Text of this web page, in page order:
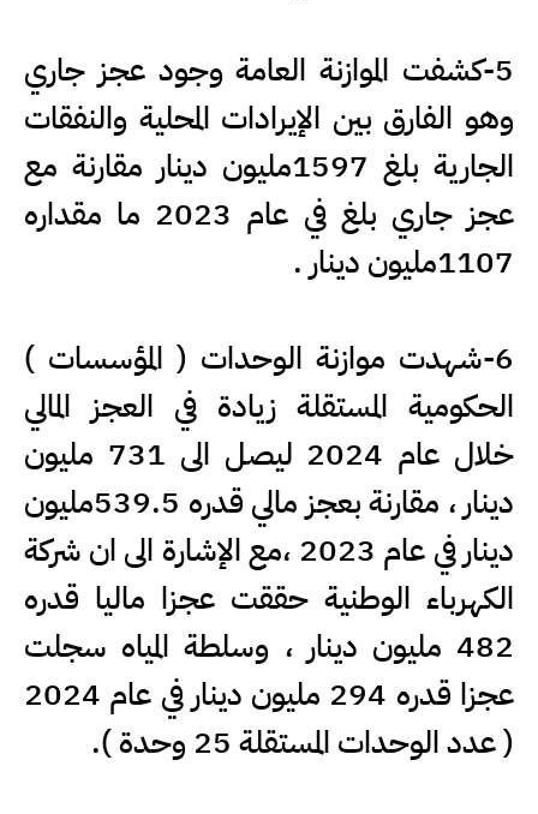
5-كشفت الموازنة العامة وجود عجز جاري
وهو الفارق بين الإيرادات المحلية والنفقات
الجارية بلغ 1597مليون دينار مقارنة مع
عجز جاري بلغ في عام 2023 ما مقداره
1107مليون دينار .
6-شهدت موازنة الوحدات ( المؤسسات )
الحكومية المستقلة زيادة في العجز المالي
خلال عام 2024 ليصل الى 731 مليون
دينار ، مقارنة بعجز مالي قدره 539.5مليون
دينار في عام 2023 ،مع الإشارة الى ان شركة
الكهرباء الوطنية حققت عجزا ماليا قدره
482 مليون دينار ، وسلطة المياه سجلت
عجزا قدره 294 مليون دينار في عام 2024
( عدد الوحدات المستقلة 25 وحدة ).